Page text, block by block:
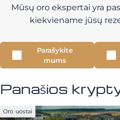
Mūsų oro ekspertai yra
kiekviename jūsų
Parašykite
mums
Panašios
Oro uostai